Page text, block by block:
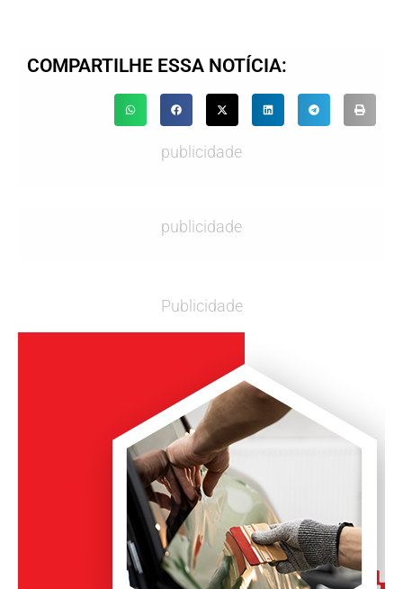
COMPARTILHE ESSA NOTÍCIA:
publicidade
publicidade
Publicidade